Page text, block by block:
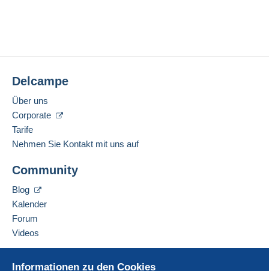
Informationen zu den Cookies
Delcampe
Über uns
Corporate
Tarife
Nehmen Sie Kontakt mit uns auf
Community
Blog
Kalender
Forum
Videos